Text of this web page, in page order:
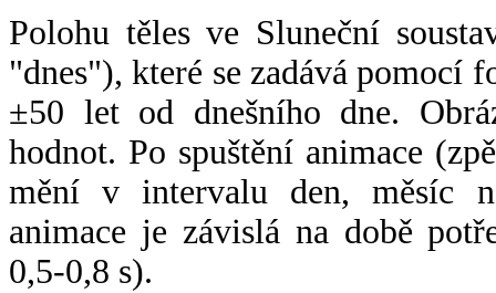
Polohu těles ve Sluneční
"dnes"), které se zadává pomocí
±50 let od dnešního dne.
hodnot. Po spuštění animace
mění v intervalu den, měsíc
animace je závislá na době
0,5-0,8 s).